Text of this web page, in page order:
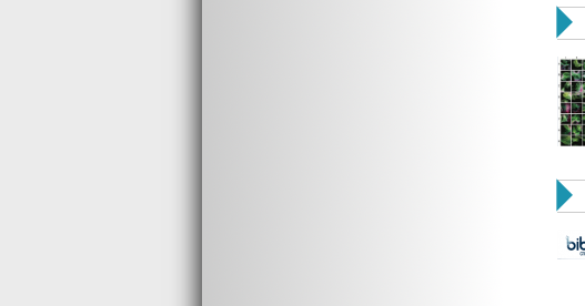

